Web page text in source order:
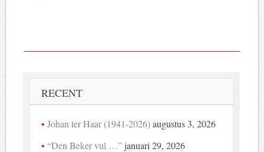
RECENT
Johan ter Haar (1941-2026) augustus 3, 2026
“Den Beker vul …” januari 29, 2026